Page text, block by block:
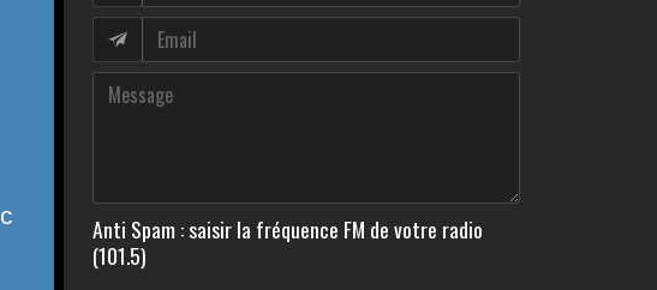
Anti Spam : saisir la fréquence FM de votre radio
(101.5)